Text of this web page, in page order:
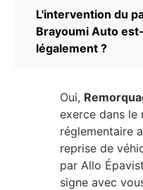
L'intervention du
Brayoumi Auto
légalement ?
Oui,
exerce dans le
réglementaire
reprise de
par Allo
signe avec